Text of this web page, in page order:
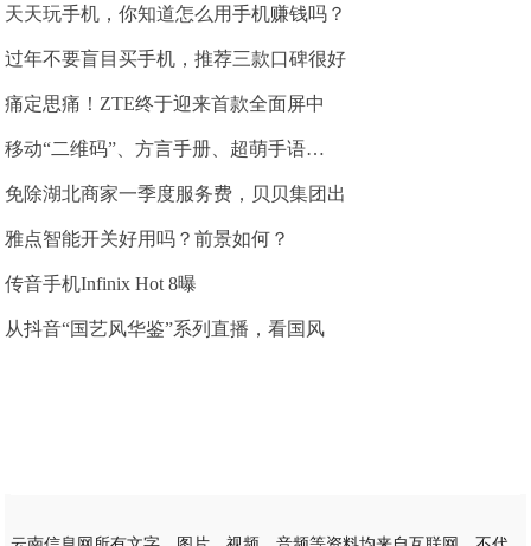
天天玩手机，你知道怎么用手机赚钱吗？
过年不要盲目买手机，推荐三款口碑很好
痛定思痛！ZTE终于迎来首款全面屏中
移动“二维码”、方言手册、超萌手语…
免除湖北商家一季度服务费，贝贝集团出
雅点智能开关好用吗？前景如何？
传音手机Infinix Hot 8曝
从抖音“国艺风华鉴”系列直播，看国风